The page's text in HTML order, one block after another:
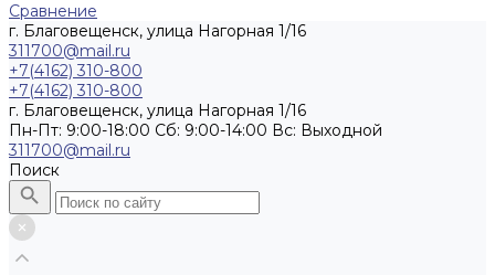
Сравнение
г. Благовещенск, улица Нагорная 1/16
311700@mail.ru
+7(4162) 310-800
+7(4162) 310-800
г. Благовещенск, улица Нагорная 1/16
Пн-Пт: 9:00-18:00 Cб: 9:00-14:00 Вс: Выходной
311700@mail.ru
Поиск